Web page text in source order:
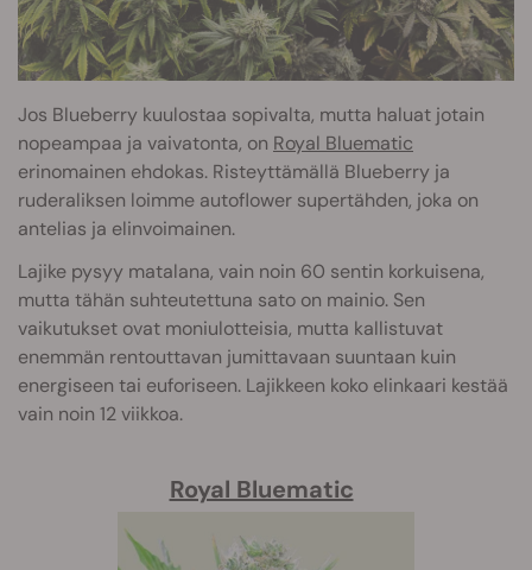
Jos Blueberry kuulostaa sopivalta, mutta haluat jotain
nopeampaa ja vaivatonta, on Royal Bluematic
erinomainen ehdokas. Risteyttämällä Blueberry ja
ruderaliksen loimme autoflower supertähden, joka on
antelias ja elinvoimainen.
Lajike pysyy matalana, vain noin 60 sentin korkuisena,
mutta tähän suhteutettuna sato on mainio. Sen
vaikutukset ovat moniulotteisia, mutta kallistuvat
enemmän rentouttavan jumittavaan suuntaan kuin
energiseen tai euforiseen. Lajikkeen koko elinkaari kestää
vain noin 12 viikkoa.
Royal Bluematic